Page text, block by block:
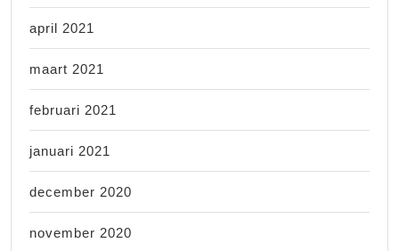
april 2021
maart 2021
februari 2021
januari 2021
december 2020
november 2020